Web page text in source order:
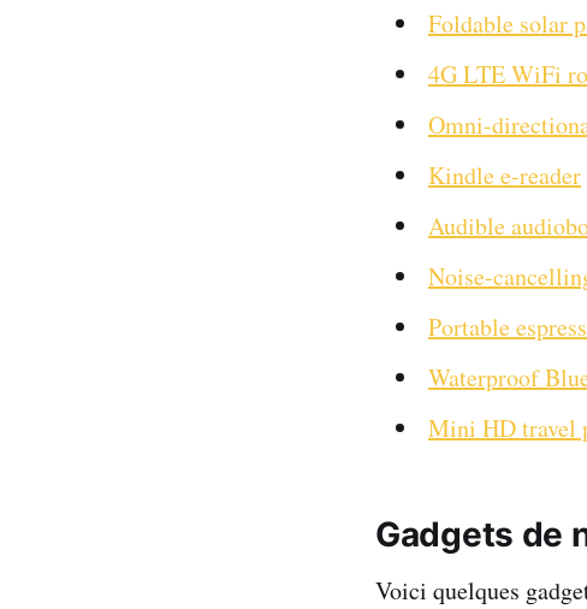
Foldable solar
4G LTE WiFi
Omni-
Kindle e-reader
Audible
Noise-
Portable
Waterproof
Mini HD travel
Gadgets de
Voici quelques